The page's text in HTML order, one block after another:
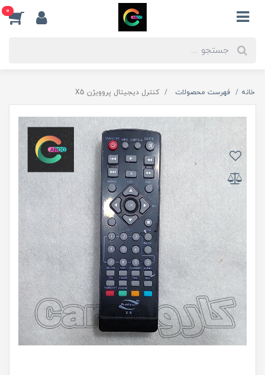
0
خانه فهرست محصولات کنترل دیجیتال پروویژن X5